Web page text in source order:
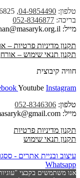
טלפון: 04-9854490
, 052-8346825
בריכה: 052-8346877
מייל: orchan@masaryk.org.il
תקנון מדיניות פרטיות –
תקנון תנאי שימוש –
חוויה קיבוצית
Youtube Instagram
טלפון: 052-8346306
מייל: tourmasaryk@gmail.com
תקנון מדיניות פרטיות
תקנון תנאי שימוש
עיצוב ובניית אתרים -
Whatsapp